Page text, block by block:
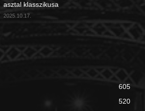
asztal klasszikusa
2025.10.17.
605
520